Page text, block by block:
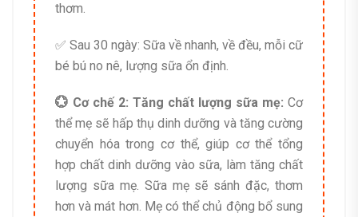
thơm.
✅ Sau 30 ngày: Sữa về nhanh, về đều, mỗi cữ
bé bú no nê, lượng sữa ổn định.
💮 Cơ chế 2: Tăng chất lượng sữa mẹ: Cơ
thể mẹ sẽ hấp thụ dinh dưỡng và tăng cường
chuyển hóa trong cơ thể, giúp cơ thể tổng
hợp chất dinh dưỡng vào sữa, làm tăng chất
lượng sữa mẹ. Sữa mẹ sẽ sánh đặc, thơm
hơn và mát hơn. Mẹ có thể chủ động bổ sung